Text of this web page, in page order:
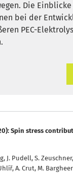
Die
bei der
PEC-
Spin stress
J. Pudell, S. Zeuschner,
A. Crut, M. Bargheer